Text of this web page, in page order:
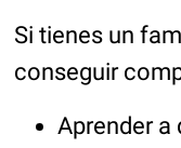
Si tienes un
conseguir
Aprender